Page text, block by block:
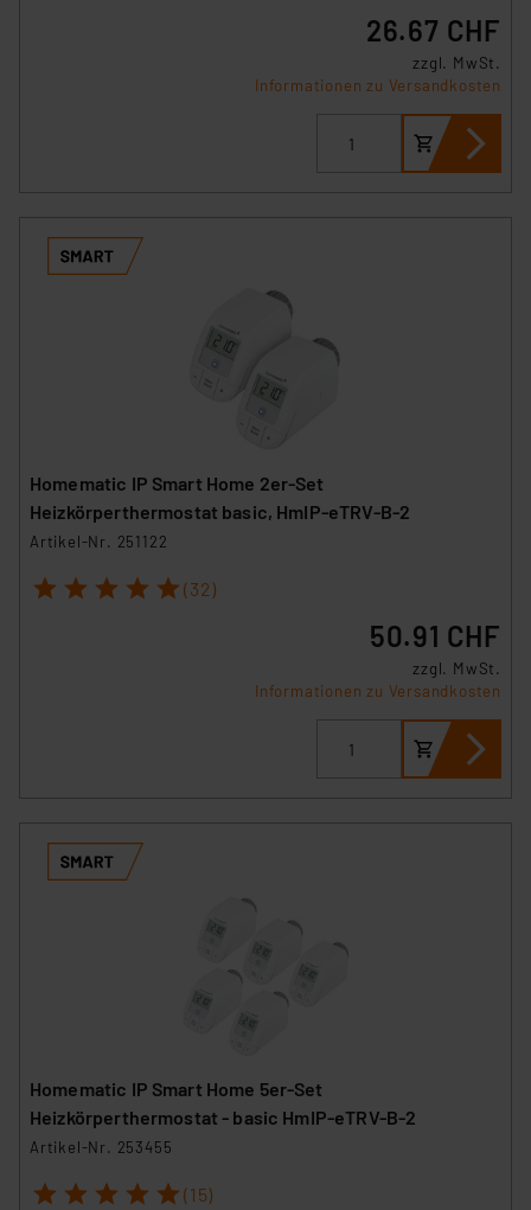
26.67 CHF
zzgl. MwSt.
Informationen zu Versandkosten
Homematic IP Smart Home 2er-Set
Heizkörperthermostat basic, HmIP-eTRV-B-2
Artikel-Nr. 251122
1 2 3 4 5 (32)
50.91 CHF
zzgl. MwSt.
Informationen zu Versandkosten
Homematic IP Smart Home 5er-Set
Heizkörperthermostat - basic HmIP-eTRV-B-2
Artikel-Nr. 253455
1 2 3 4 5 (15)